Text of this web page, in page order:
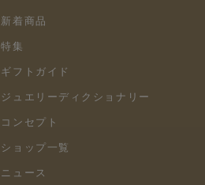
新着商品
特集
ギフトガイド
ジュエリーディクショナリー
コンセプト
ショップ一覧
ニュース